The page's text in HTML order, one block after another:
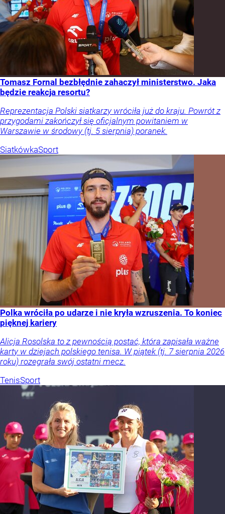
Tomasz Fornal bezbłędnie zahaczył ministerstwo. Jaka
będzie reakcja resortu?
Reprezentacja Polski siatkarzy wróciła już do kraju. Powrót z
przygodami zakończył się oficjalnym powitaniem w
Warszawie w środowy (tj. 5 sierpnia) poranek.
SiatkówkaSport
Polka wróciła po udarze i nie kryła wzruszenia. To koniec
pięknej kariery
Alicja Rosolska to z pewnością postać, która zapisała ważne
karty w dziejach polskiego tenisa. W piątek (tj. 7 sierpnia 2026
roku) rozegrała swój ostatni mecz.
TenisSport